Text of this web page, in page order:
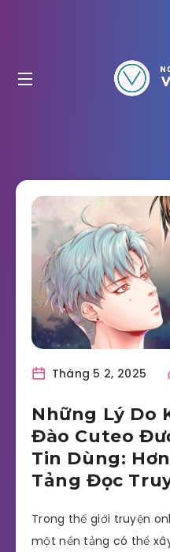
Tháng 5 2, 2025
Những Lý Do
Đào Cuteo
Tin Dùng:
Tảng Đọc
Trong thế giới truyện
một nền tảng có thể